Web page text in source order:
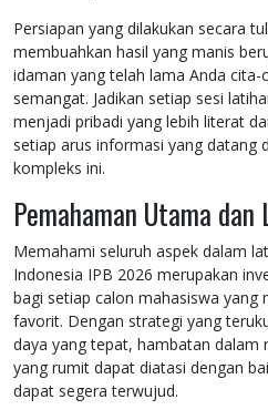
Persiapan yang dilakukan secara
membuahkan hasil yang manis
idaman yang telah lama Anda cita-
semangat. Jadikan setiap sesi
menjadi pribadi yang lebih literat
setiap arus informasi yang datang
kompleks ini.
Pemahaman Utama
Memahami seluruh aspek dalam
Indonesia IPB 2026 merupakan
bagi setiap calon mahasiswa yang
favorit. Dengan strategi yang
daya yang tepat, hambatan dalam
yang rumit dapat diatasi dengan
dapat segera terwujud.